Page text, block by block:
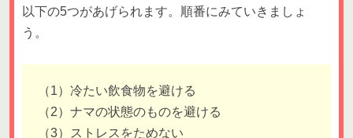
以下の5つがあげられます。順番にみていきましょ
う。
（1）冷たい飲食物を避ける
（2）ナマの状態のものを避ける
（3）ストレスをためない